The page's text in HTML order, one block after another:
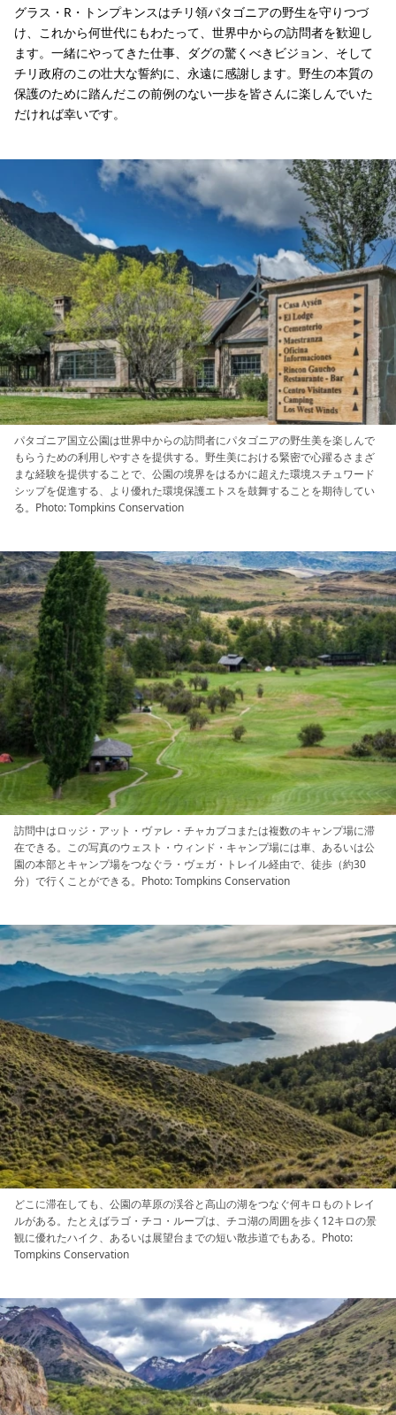
グラス・R・トンプキンスはチリ領パタゴニアの野生を守りつづ
け、これから何世代にもわたって、世界中からの訪問者を歓迎し
ます。一緒にやってきた仕事、ダグの驚くべきビジョン、そして
チリ政府のこの壮大な誓約に、永遠に感謝します。野生の本質の
保護のために踏んだこの前例のない一歩を皆さんに楽しんでいた
だければ幸いです。
パタゴニア国立公園は世界中からの訪問者にパタゴニアの野生美を楽しんで
もらうための利用しやすさを提供する。野生美における緊密で心躍るさまざ
まな経験を提供することで、公園の境界をはるかに超えた環境スチュワード
シップを促進する、より優れた環境保護エトスを鼓舞することを期待してい
る。Photo: Tompkins Conservation
訪問中はロッジ・アット・ヴァレ・チャカブコまたは複数のキャンプ場に滞
在できる。この写真のウェスト・ウィンド・キャンプ場には車、あるいは公
園の本部とキャンプ場をつなぐラ・ヴェガ・トレイル経由で、徒歩（約30
分）で行くことができる。Photo: Tompkins Conservation
どこに滞在しても、公園の草原の渓谷と高山の湖をつなぐ何キロものトレイ
ルがある。たとえばラゴ・チコ・ループは、チコ湖の周囲を歩く12キロの景
観に優れたハイク、あるいは展望台までの短い散歩道でもある。Photo:
Tompkins Conservation